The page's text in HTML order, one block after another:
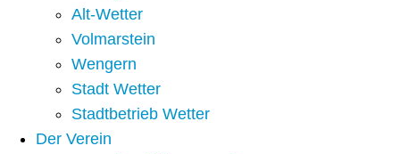
Alt-Wetter​
Volmarstein
Wengern
Stadt Wetter
Stadtbetrieb Wetter
Der Verein